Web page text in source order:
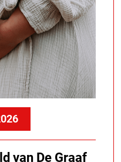
van De Graaf